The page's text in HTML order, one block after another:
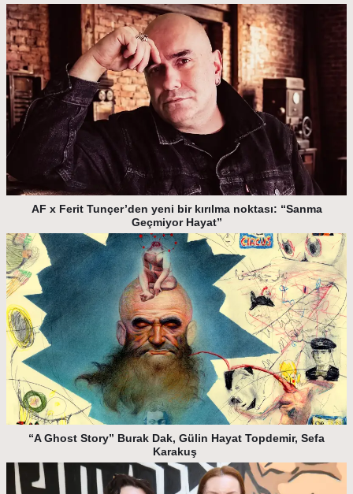
AF x Ferit Tunçer’den yeni bir kırılma noktası: “Sanma
Geçmiyor Hayat”
“A Ghost Story” Burak Dak, Gülin Hayat Topdemir, Sefa
Karakuş